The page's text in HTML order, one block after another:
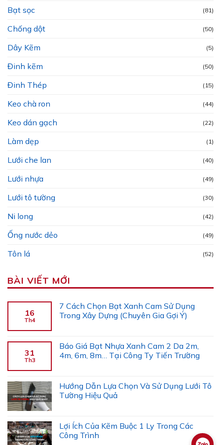
Bạt sọc (81)
Chống dột (50)
Dây Kẽm (5)
Đinh kẽm (50)
Đinh Thép (15)
Keo chà ron (44)
Keo dán gạch (22)
Làm dẹp (1)
Lưới che lan (40)
Lưới nhựa (49)
Lưới tô tường (30)
Ni long (42)
Ống nước dẻo (49)
Tôn lá (52)
BÀI VIẾT MỚI
16
Th4
7 Cách Chọn Bạt Xanh Cam Sử Dụng
Trong Xây Dựng (Chuyên Gia Gợi Ý)
31
Th3
Báo Giá Bạt Nhựa Xanh Cam 2 Da 2m,
4m, 6m, 8m… Tại Công Ty Tiến Trường
Hướng Dẫn Lựa Chọn Và Sử Dụng Lưới Tô
Tường Hiệu Quả
Lợi Ích Của Kẽm Buộc 1 Ly Trong Các
Công Trình